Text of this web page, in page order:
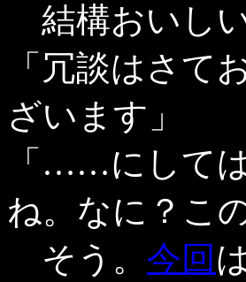
結構おいしい
「冗談はさて
ざいます」
「……にして
ね。なに？こ
そう。 今回